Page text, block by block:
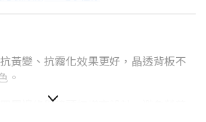
$69 18家銀行/業者
Possible聯名卡滿額最高回饋25%
黃變、抗霧化效果更好，晶透背板不
。
周邊緣與鏡頭框增高設計，避免螢幕